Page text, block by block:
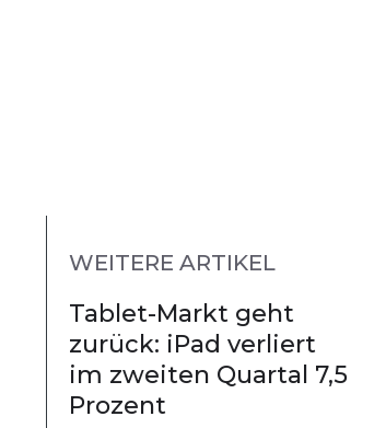
WEITERE ARTIKEL
Tablet-Markt geht
zurück: iPad verliert
im zweiten Quartal 7,5
Prozent